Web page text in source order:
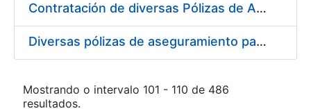
Contratación de diversas Pólizas de Aseguramiento para la Fábrica Nacional de Moneda y Timbre - Real Casa de la Moneda
Diversas pólizas de aseguramiento para la Fábrica Nacional de Moneda y Timbre - Real Casa de la Moneda
Mostrando o intervalo 101 - 110 de 486
resultados.